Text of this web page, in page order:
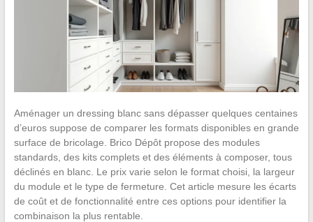
Aménager un dressing blanc sans dépasser quelques centaines
d’euros suppose de comparer les formats disponibles en grande
surface de bricolage. Brico Dépôt propose des modules
standards, des kits complets et des éléments à composer, tous
déclinés en blanc. Le prix varie selon le format choisi, la largeur
du module et le type de fermeture. Cet article mesure les écarts
de coût et de fonctionnalité entre ces options pour identifier la
combinaison la plus rentable.